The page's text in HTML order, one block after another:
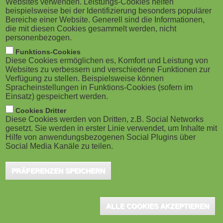
M
o
b
i
l
e
)
g
a
o
n
San Francisco / Berlin, August 2022 - Novakid,
Europas führende Online-Englischschule für Kinder,
hat eine Umfrage unter 10.000 Familien mit Kindern im
Alter von vier bis zwölf Jahren in 15 Ländern
durchgeführt, um zu erfahren, wie Kinder aus
verschiedenen Ländern ihre Zeit am Bildschirm
verbringen. Daneben wurde ermittelt, wie die Eltern
über den Umfang der gesamten Bildschirmzeit
Aktivitäten.
Für die Studie wurden Personen mit Kindern im Alter von vier bis
Websites verwenden. Leistungs-Cookies helfen
beispielsweise bei der Identifizierung besonders populärer
Bereiche einer Website. Generell sind die Informationen,
die mit diesen Cookies gesammelt werden, nicht
personenbezogen.
Funktions-Cookies
Diese Cookies ermöglichen es, Komfort und Leistung von
Websites zu verbessern und verschiedene Funktionen zur
Verfügung zu stellen. Beispielsweise können
Spracheinstellungen in Funktions-Cookies (sofern im
Einsatz) gespeichert werden.
Cookies Dritter
Diese Cookies werden von Dritten, z.B. Social Networks
gesetzt. Sie werden in erster Linie verwendet, um Inhalte mit
Hilfe von anwendungsbezogenen Social Plugins über
Social Media Kanäle zu teilen.
PRÄFERENZEN SPEICHERN
ALLE COOKIES AKZEPTIEREN